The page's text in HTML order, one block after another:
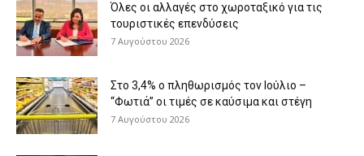
Όλες οι αλλαγές στο χωροταξικό για τις
τουριστικές επενδύσεις
7 Αυγούστου 2026
Στο 3,4% ο πληθωρισμός τον Ιούλιο –
“Φωτιά” οι τιμές σε καύσιμα και στέγη
7 Αυγούστου 2026